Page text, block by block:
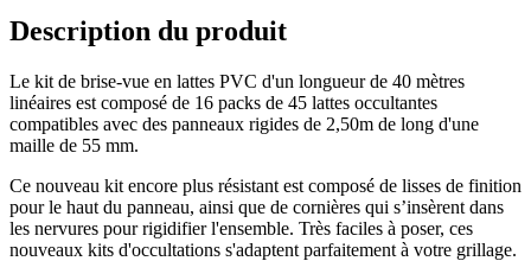
Description du produit
Le kit de brise-vue en lattes PVC d'un longueur de 40 mètres
linéaires est composé de 16 packs de 45 lattes occultantes
compatibles avec des panneaux rigides de 2,50m de long d'une
maille de 55 mm.
Ce nouveau kit encore plus résistant est composé de lisses de finition
pour le haut du panneau, ainsi que de cornières qui s’insèrent dans
les nervures pour rigidifier l'ensemble. Très faciles à poser, ces
nouveaux kits d'occultations s'adaptent parfaitement à votre grillage.